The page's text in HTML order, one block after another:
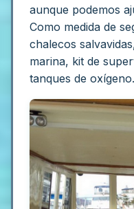
aunque podemos
Como medida de
chalecos
marina, kit de
tanques de oxígeno.